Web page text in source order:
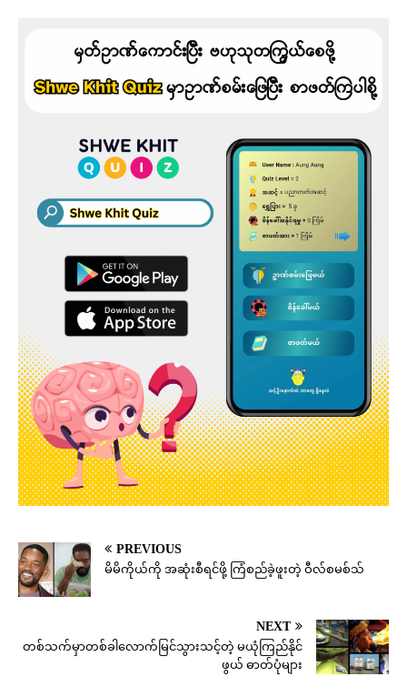
PREVIOUS
မိမိကိုယ်ကို အဆုံးစီရင်ဖို့ ကြံစည်ခဲ့ဖူးတဲ့ ဝီလ်စမစ်သ်
NEXT
တစ်သက်မှာတစ်ခါလောက်မြင်သွားသင့်တဲ့ မယုံကြည်နိုင်
ဖွယ် ဓာတ်ပုံများ